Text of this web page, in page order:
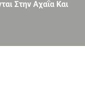
Στην Αχαΐα Και